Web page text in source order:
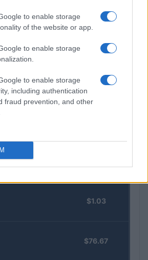
to enable storage
of the website or app.
to enable storage
to enable storage
including authentication
fraud prevention, and other
Precio
$64,999.00
$1.03
$76.67